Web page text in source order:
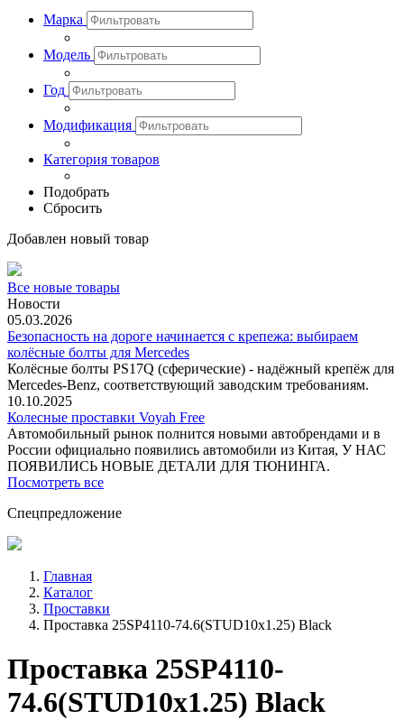
Марка
Модель
Год
Модификация
Категория товаров
Подобрать
Сбросить
Добавлен новый товар
Все новые товары
Новости
05.03.2026
Безопасность на дороге начинается с крепежа: выбираем
колёсные болты для Mercedes
Колёсные болты PS17Q (сферические) - надёжный крепёж для
Mercedes‑Benz, соответствующий заводским требованиям.
10.10.2025
Колесные проставки Voyah Free
Автомобильный рынок полнится новыми автобрендами и в
России официально появились автомобили из Китая, У НАС
ПОЯВИЛИСЬ НОВЫЕ ДЕТАЛИ ДЛЯ ТЮНИНГА.
Посмотреть все
Спецпредложение
Главная
Каталог
Проставки
Проставка 25SP4110-74.6(STUD10x1.25) Black
Проставка 25SP4110-
74.6(STUD10x1.25) Black